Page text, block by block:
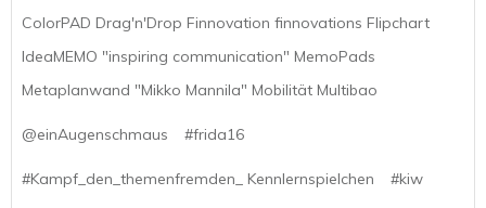
ColorPAD Drag'n'Drop Finnovation finnovations Flipchart
IdeaMEMO "inspiring communication" MemoPads
Metaplanwand "Mikko Mannila" Mobilität Multibao
@einAugenschmaus #frida16
#Kampf_den_themenfremden_ Kennlernspielchen #kiw